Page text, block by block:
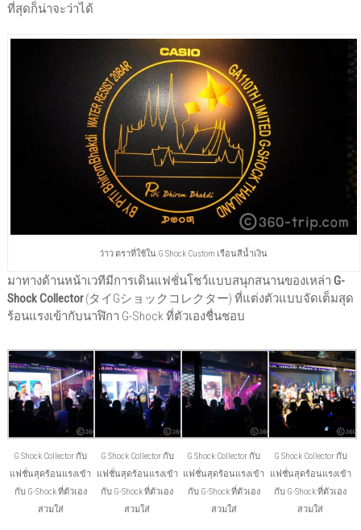
ที่สุดก็น่าจะว่าได้
ว่าว ตราที่ใช้ใน G Shock Custom เรือนสีน้ำเงิน
มาทางด้านหน้าเวทีมีการเดินแฟชั่นโชว์แบบสนุกสนานของเหล่า G-
Shock Collector(タイGショックコレクター) ที่แต่งตัวแบบจัดเต็มสุด
ร้อนแรงเข้ากับนาฬิกา G-Shock ที่ตัวเองชื่นชอบ
G Shock Collector กับ
แฟชั่นสุดร้อนแรงเข้า
กับ G-Shock ที่ตัวเอง
สวมใส่
G Shock Collector กับ
แฟชั่นสุดร้อนแรงเข้า
กับ G-Shock ที่ตัวเอง
สวมใส่
G Shock Collector กับ
แฟชั่นสุดร้อนแรงเข้า
กับ G-Shock ที่ตัวเอง
สวมใส่
G Shock Collector กับ
แฟชั่นสุดร้อนแรงเข้า
กับ G-Shock ที่ตัวเอง
สวมใส่